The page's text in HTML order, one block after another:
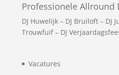
Professionele Allround
DJ Huwelijk– DJ Bruiloft– DJ
Trouwfuif– DJ
Vacatures